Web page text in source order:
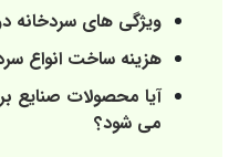
ویژگی های سردخانه
هزینه ساخت انواع
آیا محصولات صنایع
می شود؟